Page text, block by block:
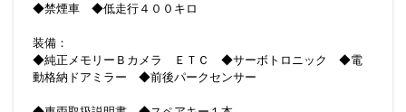
◆禁煙車 ◆低走行４００キロ
装備：
◆純正メモリーＢカメラ ＥＴＣ ◆サーボトロニック ◆電
動格納ドアミラー ◆前後パークセンサー